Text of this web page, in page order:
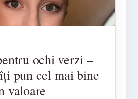
ochi verzi –
pun cel mai bine
valoare